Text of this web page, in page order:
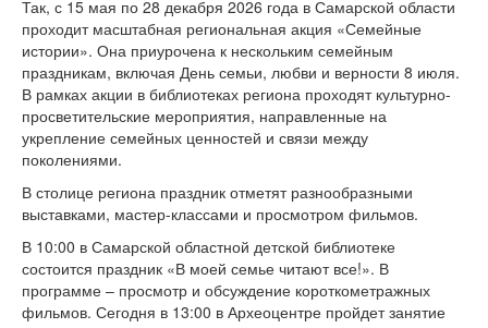
Так, с 15 мая по 28 декабря 2026 года в Самарской области
проходит масштабная региональная акция «Семейные
истории». Она приурочена к нескольким семейным
праздникам, включая День семьи, любви и верности 8 июля.
В рамках акции в библиотеках региона проходят культурно-
просветительские мероприятия, направленные на
укрепление семейных ценностей и связи между
поколениями.
В столице региона праздник отметят разнообразными
выставками, мастер-классами и просмотром фильмов.
В 10:00 в Самарской областной детской библиотеке
состоится праздник «В моей семье читают все!». В
программе – просмотр и обсуждение короткометражных
фильмов. Сегодня в 13:00 в Археоцентре пройдет занятие